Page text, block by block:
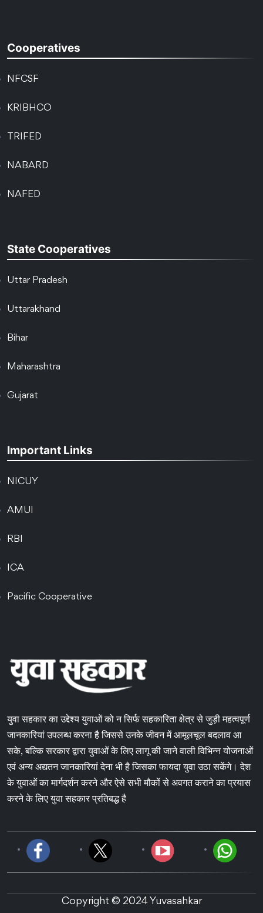
Cooperatives
NFCSF
KRIBHCO
TRIFED
NABARD
NAFED
State Cooperatives
Uttar Pradesh
Uttarakhand
Bihar
Maharashtra
Gujarat
Important Links
NICUY
AMUI
RBI
ICA
Pacific Cooperative
युवा सहकार का उद्देश्य युवाओं को न सिर्फ सहकारिता क्षेत्र से जुड़ी महत्वपूर्ण
जानकारियां उपलब्ध करना है जिससे उनके जीवन में आमूलचूल बदलाव आ
सके, बल्कि सरकार द्वारा युवाओं के लिए लागू की जाने वाली विभिन्न योजनाओं
एवं अन्य अद्यतन जानकारियां देना भी है जिसका फायदा युवा उठा सकेंगे। देश
के युवाओं का मार्गदर्शन करने और ऐसे सभी मौकों से अवगत कराने का प्रयास
करने के लिए युवा सहकार प्रतिबद्ध है
Copyright © 2024 Yuvasahkar